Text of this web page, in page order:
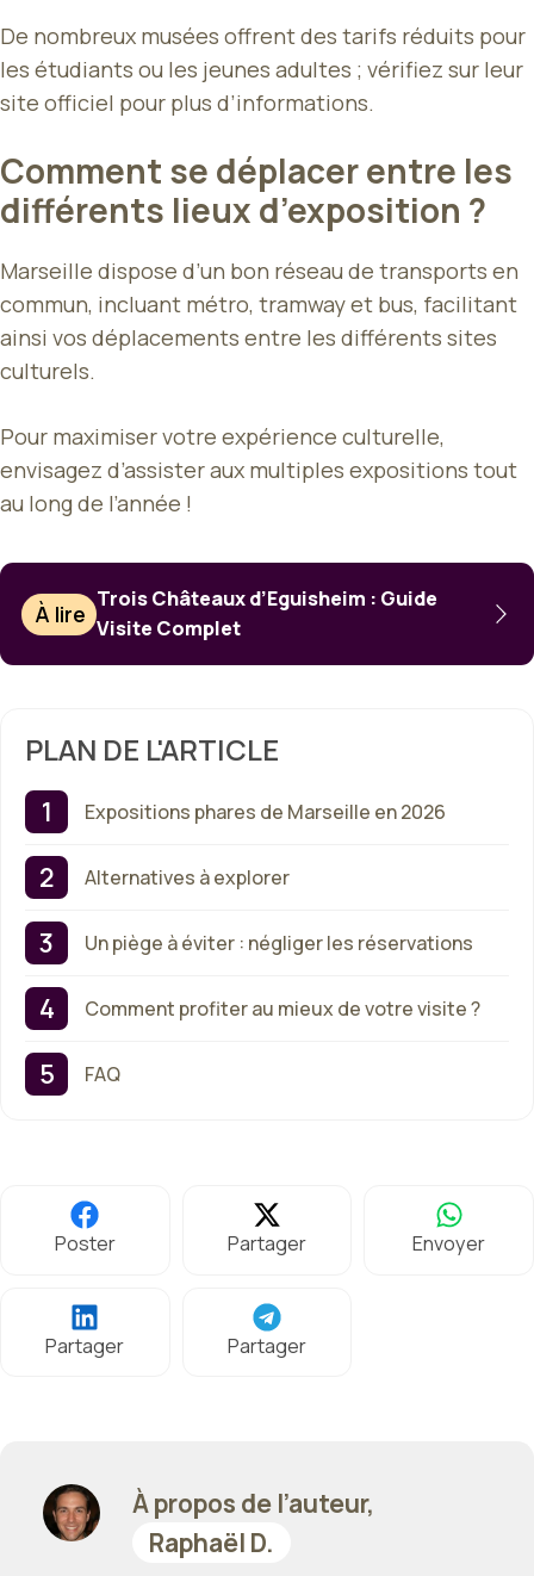
De nombreux musées offrent des tarifs réduits pour
les étudiants ou les jeunes adultes ; vérifiez sur leur
site officiel pour plus d’informations.
Comment se déplacer entre les
différents lieux d’exposition ?
Marseille dispose d’un bon réseau de transports en
commun, incluant métro, tramway et bus, facilitant
ainsi vos déplacements entre les différents sites
culturels.
Pour maximiser votre expérience culturelle,
envisagez d’assister aux multiples expositions tout
au long de l’année !
À lire
Trois Châteaux d’Eguisheim : Guide
Visite Complet
PLAN DE L'ARTICLE
Expositions phares de Marseille en 2026
Alternatives à explorer
Un piège à éviter : négliger les réservations
Comment profiter au mieux de votre visite ?
FAQ
Poster Partager Envoyer
Partager Partager
À propos de l’auteur,
Raphaël D.